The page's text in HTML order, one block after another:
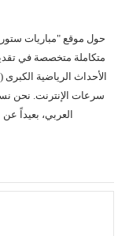
حول موقع "مباريات
متكاملة متخصصة في
سرعات الإنترنت. نحن
العربي، بعيداً